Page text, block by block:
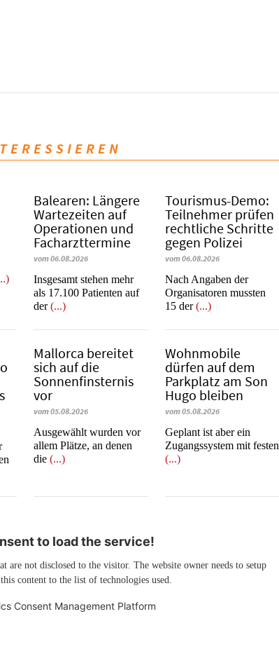
Balearen: Längere
Wartezeiten auf
Operationen und
Facharzttermine
vom 06.08.2026
Insgesamt stehen mehr
als 17.100 Patienten auf
der(...)
Tourismus-Demo:
Teilnehmer prüfen
rechtliche Schritte
gegen Polizei
vom 06.08.2026
Nach Angaben der
Organisatoren mussten
15 der(...)
Mallorca bereitet
sich auf die
Sonnenfinsternis
vor
vom 05.08.2026
Ausgewählt wurden vor
allem Plätze, an denen
die(...)
Wohnmobile
dürfen auf dem
Parkplatz am Son
Hugo bleiben
vom 05.08.2026
Geplant ist aber ein
Zugangssystem mit festen
(...)
to load the service!
are not disclosed to the visitor. The website owner needs to setup
content to the list of technologies used.
Consent Management Platform